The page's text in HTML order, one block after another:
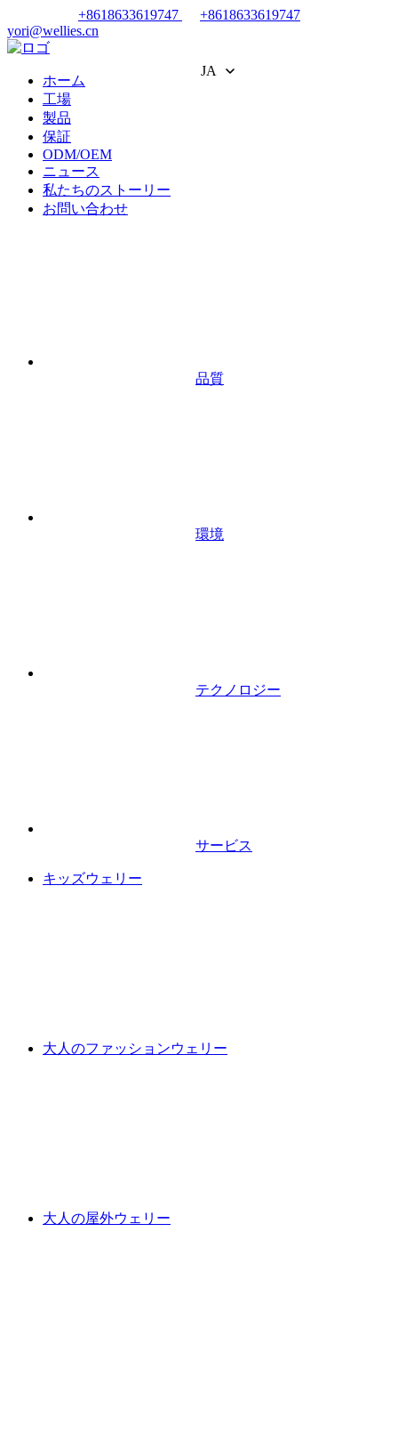
+8618633619747
+8618633619747
yori@wellies.cn
JA
ホーム
工場
製品
保証
ODM/OEM
ニュース
私たちのストーリー
お問い合わせ
品質
環境
テクノロジー
サービス
キッズウェリー
大人のファッションウェリー
大人の屋外ウェリー